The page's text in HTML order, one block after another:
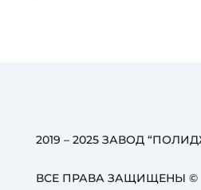
2019 – 2025 ЗАВОД
ВСЕ ПРАВА ЗАЩИЩЕНЫ ©